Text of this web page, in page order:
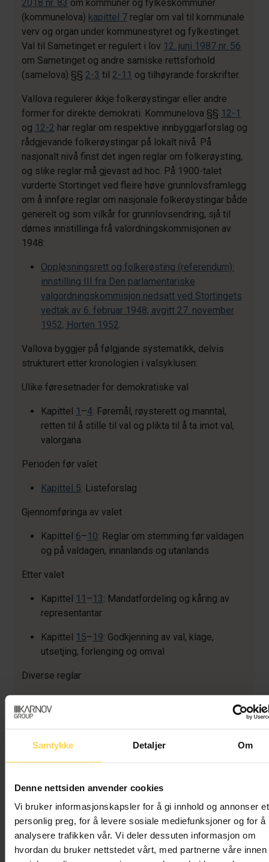
Samtykke Detaljer Om
Denne nettsiden anvender cookies
Vi bruker informasjonskapsler for å gi innhold og annonser et
personlig preg, for å levere sosiale mediefunksjoner og for å
analysere trafikken vår. Vi deler dessuten informasjon om
hvordan du bruker nettstedet vårt, med partnerne våre innen
2018 nr. 83 om kommuner og fylkeskommuner
(kommunelova) kapittel 7 reglar om val til kommunale
verv og organ under kommunestyret og fylkestinget.
Val til Sametinget er regulert i lov 12. juni 1987 nr. 56
om Sametinget og andre samiske rettsforhold
(samelova) §§ 2-3 til 2-11 og tilhøyrande forskrifter.
Vallova regulerer ikkje folkerøystingar eller andre
former for direkte demokrati. Kommunelova §§ 12-1
og 12-2 har reglar om respektive innbyggjarforslag og
rådgjevande folkerøystingar på lokalt nivå. På
nasjonalt nivå finst det ingen reglar om folkerøysting,
og slike reglar må gjevast ad hoc. På 1900-talet
vurderte Stortinget ved fleire høve grunnlovsframlegg
om å innføre reglar om nasjonale folkerøystingar både
generelt og som vilkår for grunnlovsendring, sjå til
dømes innstillinga frå valordningskommisjonen av
1948:
Oppløsningsrett og folkerøsting (referendum):
innstilling III fra Den parlamentariske
valgordningskommisjon nedsatt ved Stortingets
vedtak av 6. februar 1948; avgitt 27. november
1952, Horten 1952.
Vallova byggjer på følgjande systematikk, delvis
strukturert etter kronologien i valsyklusen:
Ulike føresetnader for demokratiske val
Kapittel 1 –4: Føremål, røysterett og manntal,
retten til å stille til val og plikta til å ta imot val,
valorgana
Perioden før valet
Kapittel 5: Listeforslag
Gjennomføringa av valet
Kapittel 6–10: Reglar om stemming før valdagen
og på valdagen, innanlands og utanlands
Etter valet
Kapittel 11 –13: Mandatfordeling og kåring av
representantar
Kapittel 15–19: Godkjenning av val, klage,
utsetjing, forlenging og omval
Diverse reglar
Kapittel 14: Fleirtalsval ved kommunestyreval
Kapittel 21: Ulike føresegner (forsøk, tilgang til
valstatistikk, valobservasjon, offentleggjering av
valresultat og prognoser)